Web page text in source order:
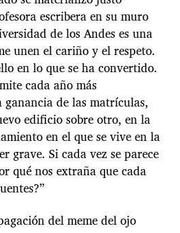
escribera en su muro
de los Andes es una
unen el cariño y el respeto.
en lo que se ha convertido.
cada año más
de las matrículas,
edificio sobre otro, en la
en el que se vive en la
grave. Si cada vez se parece
qué nos extraña que cada
del meme del ojo